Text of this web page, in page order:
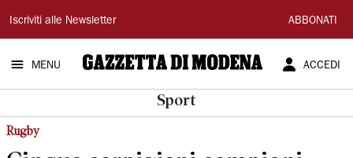
Gazzetta
di
Modena
Iscriviti alle Newsletter ABBONATI
MENU ACCEDI
Sport
Rugby